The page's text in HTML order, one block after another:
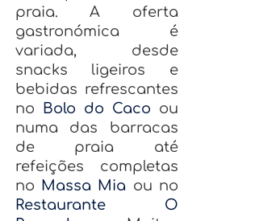
praia. A oferta
gastronómica é
variada, desde
snacks ligeiros e
bebidas refrescantes
no Bolo do Caco ou
numa das barracas
de praia até
refeições completas
no Massa Mia ou no
Restaurante O